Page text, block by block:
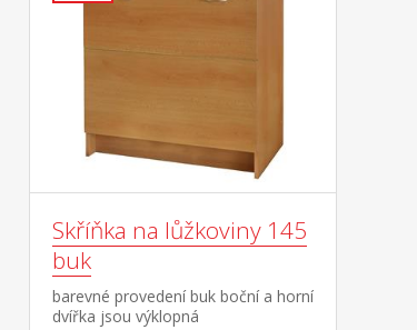
Skříňka na lůžkoviny 145
buk
barevné provedení buk boční a horní
dvířka jsou výklopná